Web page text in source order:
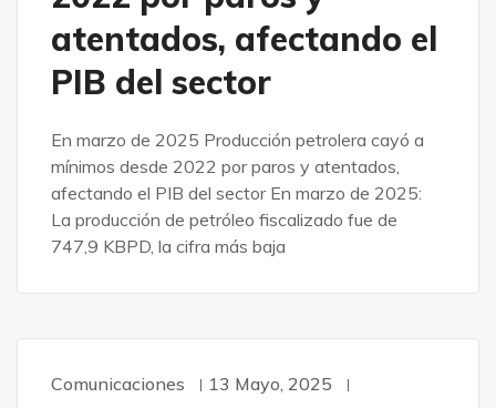
atentados, afectando el
PIB del sector
En marzo de 2025 Producción petrolera cayó a
mínimos desde 2022 por paros y atentados,
afectando el PIB del sector En marzo de 2025:
La producción de petróleo fiscalizado fue de
747,9 KBPD, la cifra más baja
Comunicaciones 13 Mayo, 2025